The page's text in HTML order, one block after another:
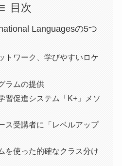
目次
Languagesの5つ
トワーク、学びやすいロケ
ラムの提供
習促進システム「K+」メソ
ス受講者に「レベルアップ
を使った的確なクラス分け